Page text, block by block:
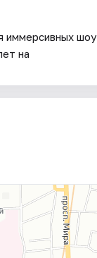
иммерсивных
на